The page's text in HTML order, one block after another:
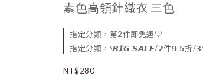
素色高領針織衣 三色
指定分類，第2件即免運♡
指定分類，\𝘽𝙄𝙂 𝙎𝘼𝙇𝙀/𝟮件𝟵.𝟱折/𝟯
NT$280